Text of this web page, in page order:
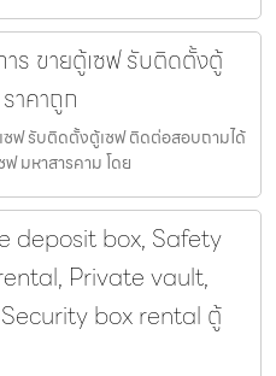
ร ขายตู้เซฟ รับติดตั้งตู้
าคาถูก
ซฟ รับติดตั้งตู้เซฟ ติดต่อสอบถามได้
มหาสารคาม โดย
deposit box, Safety
Private vault,
box rental ตู้